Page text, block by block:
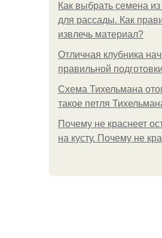
Как выбрать семена
для рассады. Как
извлечь материал?
Отличная клубника
правильной
Схема Тихельмана
такое петля
Почему не краснеет
на кусту. Почему не